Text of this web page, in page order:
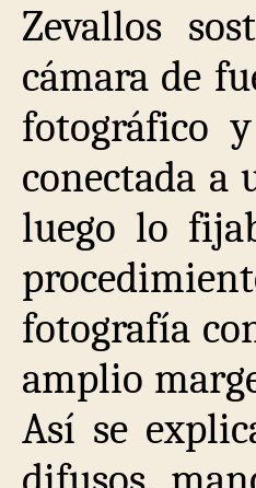
Zevallos
cámara de
fotográfico
conectada a
luego lo
fotografía
amplio
Así se